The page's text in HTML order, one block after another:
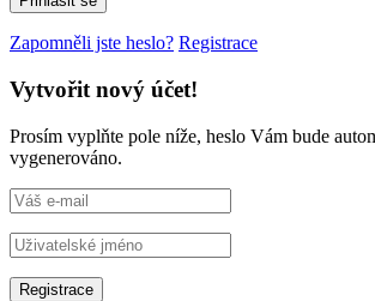
Zapomněli jste heslo? Registrace
Vytvořit nový účet!
Prosím vyplňte pole níže, heslo Vám bude
vygenerováno.